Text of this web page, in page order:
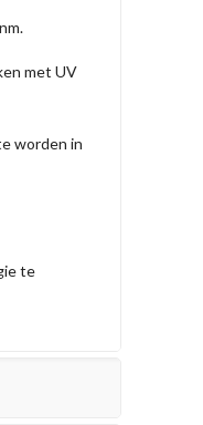
met UV
worden in
te